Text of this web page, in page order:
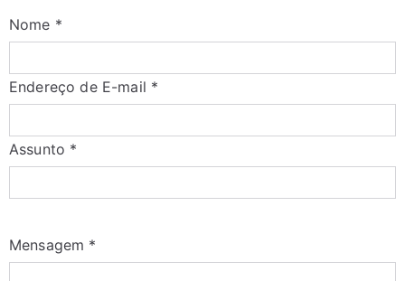
Nome *
Endereço de E-mail *
Assunto *
Mensagem *